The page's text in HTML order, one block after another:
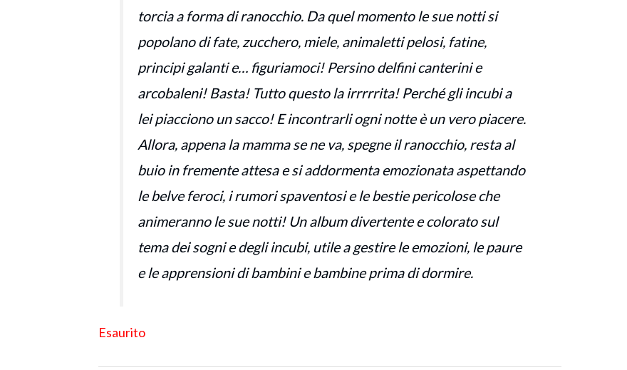
torcia a forma di ranocchio. Da quel momento le sue notti si
popolano di fate, zucchero, miele, animaletti pelosi, fatine,
principi galanti e… figuriamoci! Persino delfini canterini e
arcobaleni! Basta! Tutto questo la irrrrrita! Perché gli incubi a
lei piacciono un sacco! E incontrarli ogni notte è un vero piacere.
Allora, appena la mamma se ne va, spegne il ranocchio, resta al
buio in fremente attesa e si addormenta emozionata aspettando
le belve feroci, i rumori spaventosi e le bestie pericolose che
animeranno le sue notti! Un album divertente e colorato sul
tema dei sogni e degli incubi, utile a gestire le emozioni, le paure
e le apprensioni di bambini e bambine prima di dormire.
Esaurito